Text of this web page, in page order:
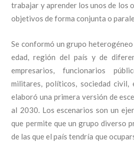
trabajar y aprender los unos de los
objetivos de forma conjunta o
Se conformó un grupo
edad, región del país y de
empresarios, funcionarios
militares, políticos, sociedad
elaboró una primera versión de
al 2030. Los escenarios son un
que permite que un grupo diverso
de las que el país tendría que